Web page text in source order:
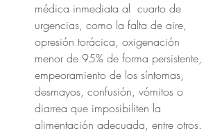
médica inmediata al  cuarto de
urgencias, como la falta de aire,
opresión torácica, oxigenación
menor de 95% de forma persistente,
empeoramiento de los síntomas,
desmayos, confusión, vómitos o
diarrea que imposibiliten la
alimentación adecuada, entre otros.